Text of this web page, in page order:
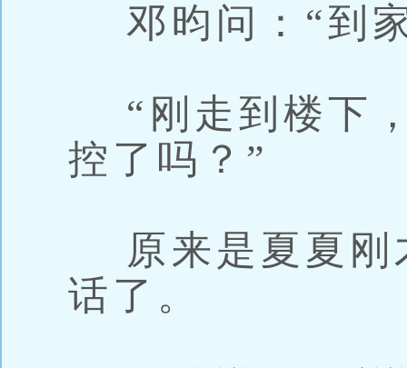
邓昀问：“到
“刚走到楼下
控了吗？”
原来是夏夏刚
话了。